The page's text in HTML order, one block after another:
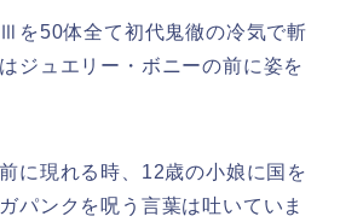
を50体全て初代鬼徹の冷気で斬
ジュエリー・ボニーの前に姿を
に現れる時、12歳の小娘に国を
パンクを呪う言葉は吐いていま